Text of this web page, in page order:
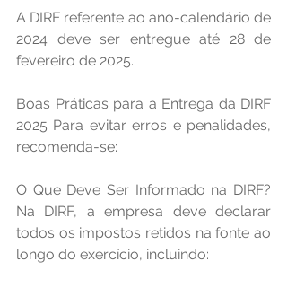
A DIRF referente ao ano-calendário de
2024 deve ser entregue até 28 de
fevereiro de 2025.
Boas Práticas para a Entrega da DIRF
2025 Para evitar erros e penalidades,
recomenda-se:
O Que Deve Ser Informado na DIRF?
Na DIRF, a empresa deve declarar
todos os impostos retidos na fonte ao
longo do exercício, incluindo: